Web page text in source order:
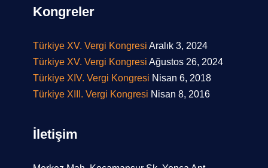
Kongreler
Türkiye XV. Vergi Kongresi Aralık 3, 2024
Türkiye XV. Vergi Kongresi Ağustos 26, 2024
Türkiye XIV. Vergi Kongresi Nisan 6, 2018
Türkiye XIII. Vergi Kongresi Nisan 8, 2016
İletişim